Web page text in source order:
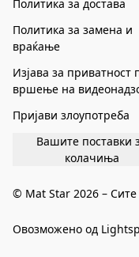
Политика за достава
Политика за замена и
враќање
Изјава за приватност
вршење на
Пријави злоупотреба
Вашите поставки
колачиња
© Mat Star 2026 –
Овозможено од